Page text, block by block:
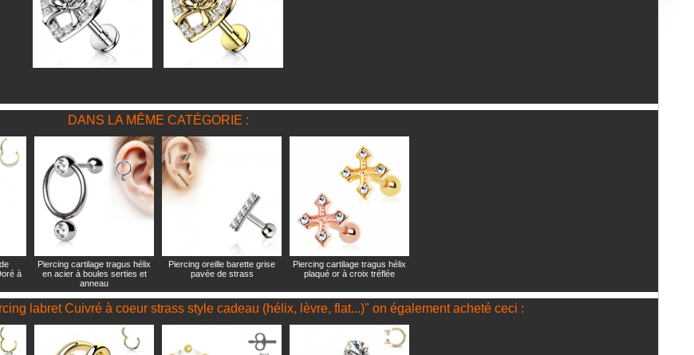
DANS LA MÊME CATÉGORIE :
à
Piercing cartilage tragus hélix
en acier à boules serties et
anneau
Piercing oreille barette grise
pavée de strass
Piercing cartilage tragus hélix
plaqué or à croix tréflée
labret Cuivré à coeur strass style cadeau (hélix, lèvre, flat...)" on également acheté ceci :